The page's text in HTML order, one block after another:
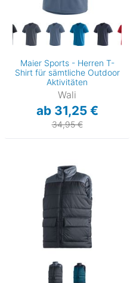
Maier Sports - Herren T-
Shirt für sämtliche Outdoor
Aktivitäten
Wali
ab 31,25 €
34,95 €